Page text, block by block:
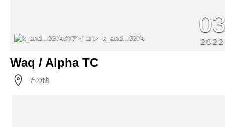
k_and...0374 2022
Waq / Alpha TC
その他